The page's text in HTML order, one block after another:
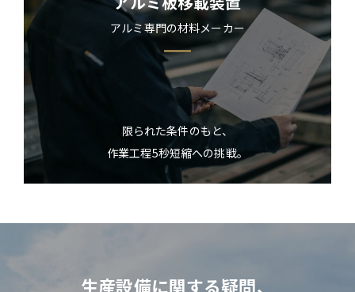
アルミ専門の材料メーカー
限られた条件のもと、
作業工程5秒短縮への挑戦。
生産設備に関する疑問、